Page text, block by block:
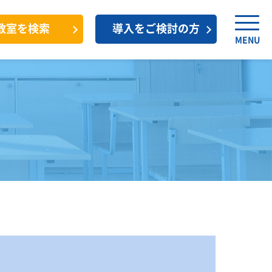
室を検索 導入をご検討の方
MENU